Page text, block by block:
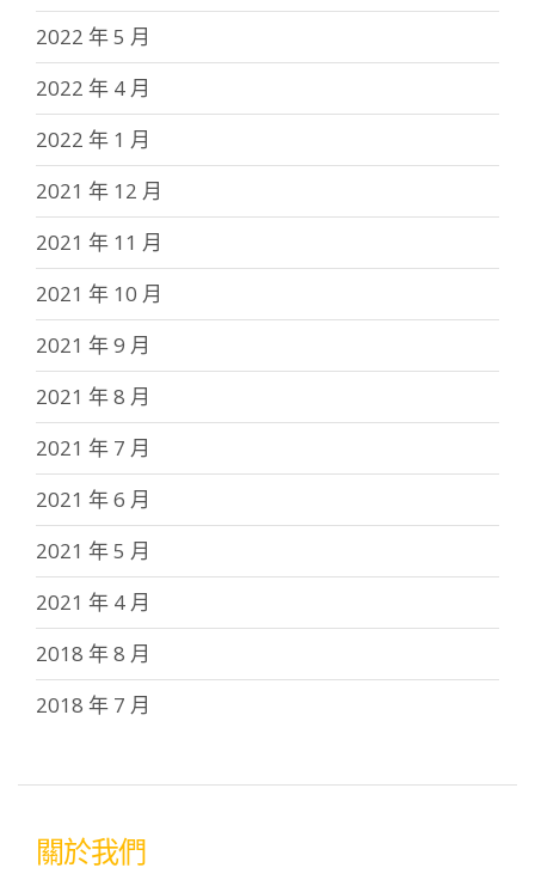
2022 年 5 月
2022 年 4 月
2022 年 1 月
2021 年 12 月
2021 年 11 月
2021 年 10 月
2021 年 9 月
2021 年 8 月
2021 年 7 月
2021 年 6 月
2021 年 5 月
2021 年 4 月
2018 年 8 月
2018 年 7 月
關於我們